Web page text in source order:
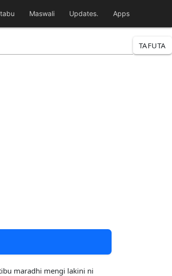
Maswali Updates. Apps
TAFUTA
maradhi mengi lakini ni